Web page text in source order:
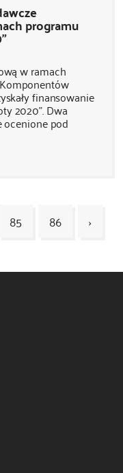
programu
w ramach
finansowanie
2020”. Dwa
ocenione pod
85 86
›